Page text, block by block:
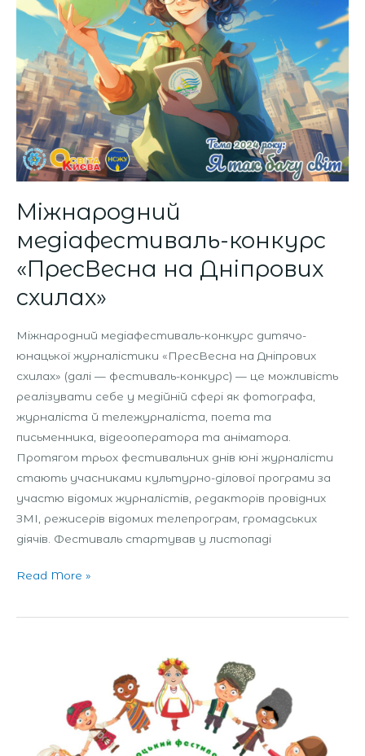
Міжнародний
медіафестиваль-конкурс
«ПресВесна на Дніпрових
схилах»
Міжнародний медіафестиваль-конкурс дитячо-
юнацької журналістики «ПресВесна на Дніпрових
схилах» (далі — фестиваль-конкурс) — це можливість
реалізувати себе у медійній сфері як фотографа,
журналіста й тележурналіста, поета та
письменника, відеооператора та аніматора.
Протягом трьох фестивальних днів юні журналісти
стають учасниками культурно-ділової програми за
участю відомих журналістів, редакторів провідних
ЗМІ, режисерів відомих телепрограм, громадських
діячів. Фестиваль стартував у листопаді
Read More »
фестиваль